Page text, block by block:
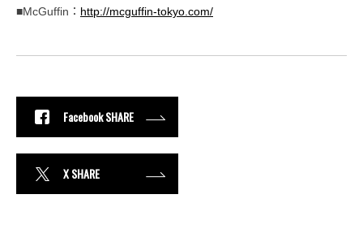
■McGuffin： http://mcguffin-tokyo.com/
Facebook SHARE
X SHARE